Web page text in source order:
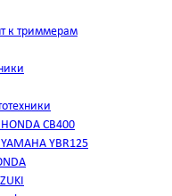
к триммерам
CB400
YBR125